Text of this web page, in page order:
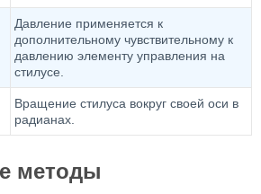
Давление применяется к
дополнительному чувствительному к
давлению элементу управления на
стилусе.
Вращение стилуса вокруг своей оси в
радианах.
методы